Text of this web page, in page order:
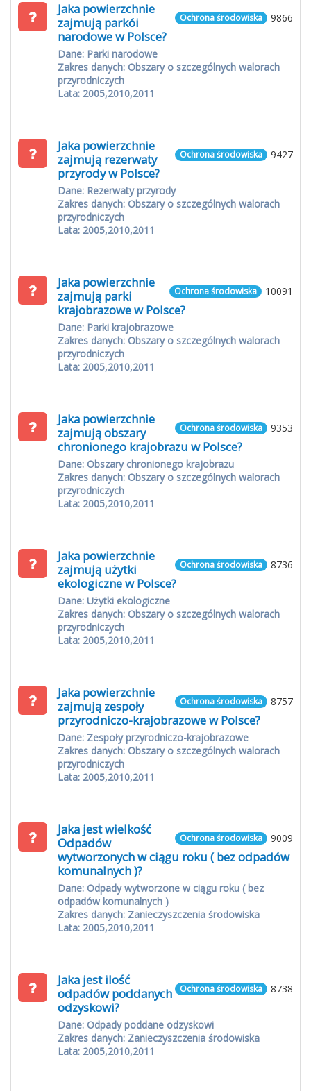
9866
Ochrona środowiska
Jaka powierzchnie
zajmują parkói
narodowe w Polsce?
Dane: Parki narodowe
Zakres danych: Obszary o szczególnych walorach
przyrodniczych
Lata: 2005,2010,2011
9427
Ochrona środowiska
Jaka powierzchnie
zajmują rezerwaty
przyrody w Polsce?
Dane: Rezerwaty przyrody
Zakres danych: Obszary o szczególnych walorach
przyrodniczych
Lata: 2005,2010,2011
10091
Ochrona środowiska
Jaka powierzchnie
zajmują parki
krajobrazowe w Polsce?
Dane: Parki krajobrazowe
Zakres danych: Obszary o szczególnych walorach
przyrodniczych
Lata: 2005,2010,2011
9353
Ochrona środowiska
Jaka powierzchnie
zajmują obszary
chronionego krajobrazu w Polsce?
Dane: Obszary chronionego krajobrazu
Zakres danych: Obszary o szczególnych walorach
przyrodniczych
Lata: 2005,2010,2011
8736
Ochrona środowiska
Jaka powierzchnie
zajmują użytki
ekologiczne w Polsce?
Dane: Użytki ekologiczne
Zakres danych: Obszary o szczególnych walorach
przyrodniczych
Lata: 2005,2010,2011
8757
Ochrona środowiska
Jaka powierzchnie
zajmują zespoły
przyrodniczo-krajobrazowe w Polsce?
Dane: Zespoły przyrodniczo-krajobrazowe
Zakres danych: Obszary o szczególnych walorach
przyrodniczych
Lata: 2005,2010,2011
9009
Ochrona środowiska
Jaka jest wielkość
Odpadów
wytworzonych w ciągu roku ( bez odpadów
komunalnych )?
Dane: Odpady wytworzone w ciągu roku ( bez
odpadów komunalnych )
Zakres danych: Zanieczyszczenia środowiska
Lata: 2005,2010,2011
8738
Ochrona środowiska
Jaka jest ilość
odpadów poddanych
odzyskowi?
Dane: Odpady poddane odzyskowi
Zakres danych: Zanieczyszczenia środowiska
Lata: 2005,2010,2011